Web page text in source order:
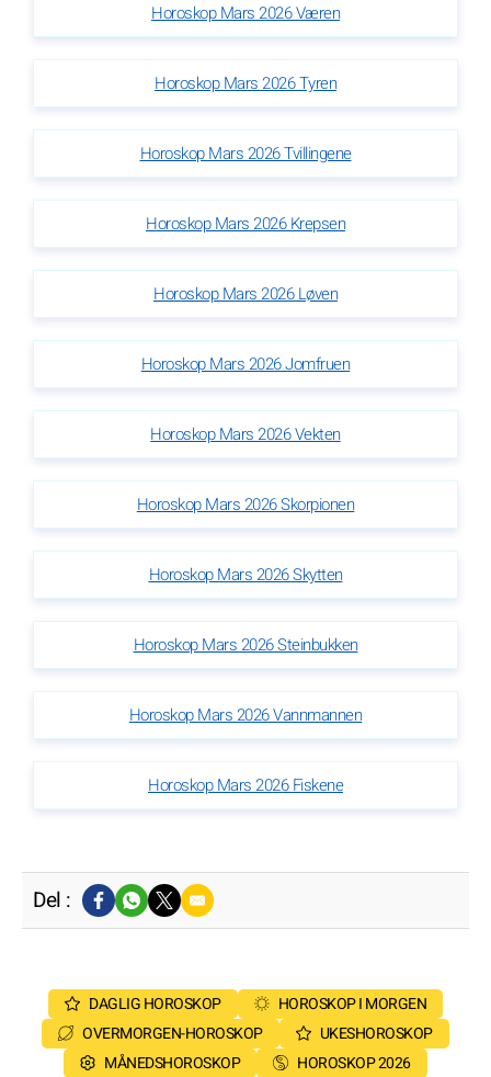
Horoskop Mars 2026 Væren
Horoskop Mars 2026 Tyren
Horoskop Mars 2026 Tvillingene
Horoskop Mars 2026 Krepsen
Horoskop Mars 2026 Løven
Horoskop Mars 2026 Jomfruen
Horoskop Mars 2026 Vekten
Horoskop Mars 2026 Skorpionen
Horoskop Mars 2026 Skytten
Horoskop Mars 2026 Steinbukken
Horoskop Mars 2026 Vannmannen
Horoskop Mars 2026 Fiskene
Del :
DAGLIG HOROSKOP
HOROSKOP I MORGEN
OVERMORGEN-HOROSKOP
UKESHOROSKOP
MÅNEDSHOROSKOP
HOROSKOP 2026